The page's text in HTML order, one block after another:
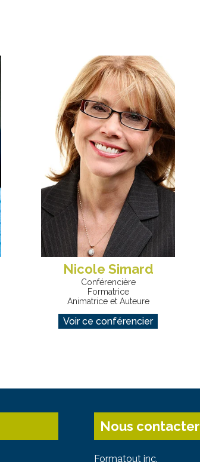
Nicole Simard
Conférencière
Formatrice
Animatrice et Auteure
Voir ce conférencier
Nous contacter
Formatout inc.